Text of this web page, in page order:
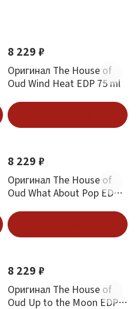
8 229 ₽
Оригинал The House of
Oud Wind Heat EDP 75 ml
8 229 ₽
Оригинал The House of
Oud What About Pop EDP
8 229 ₽
Оригинал The House of
Oud Up to the Moon EDP